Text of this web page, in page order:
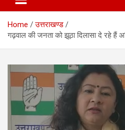
Home
उत्तराखण्ड
गढ़वाल की जनता को झूठा दिलासा दे रहे हैं